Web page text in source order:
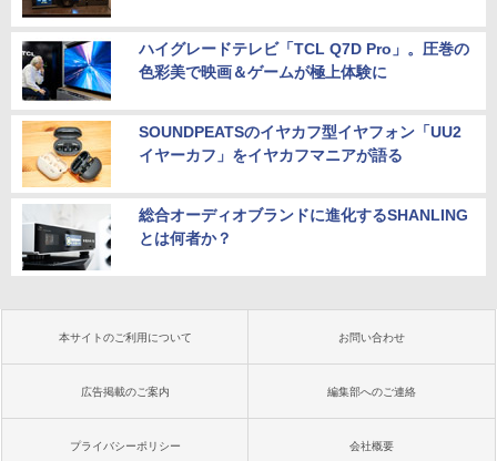
ハイグレードテレビ「TCL Q7D Pro」。圧巻の
色彩美で映画＆ゲームが極上体験に
SOUNDPEATSのイヤカフ型イヤフォン「UU2
イヤーカフ」をイヤカフマニアが語る
総合オーディオブランドに進化するSHANLING
とは何者か？
本サイトのご利用について お問い合わせ
広告掲載のご案内 編集部へのご連絡
プライバシーポリシー 会社概要